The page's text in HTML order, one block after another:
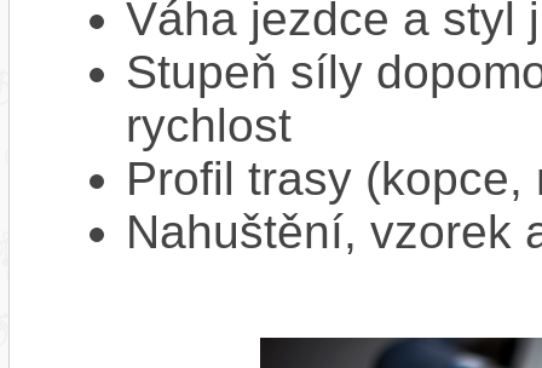
Váha jezdce a styl
Stupeň síly
rychlost
Profil trasy
Nahuštění, vzorek